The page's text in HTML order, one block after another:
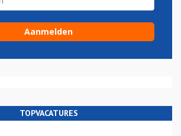
TOPVACATURES